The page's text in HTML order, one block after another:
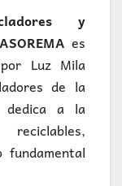
y
es
Luz Mila
de la
dedica a la